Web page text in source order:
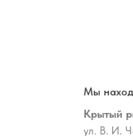
Крытый
ул. В. И.
Мы